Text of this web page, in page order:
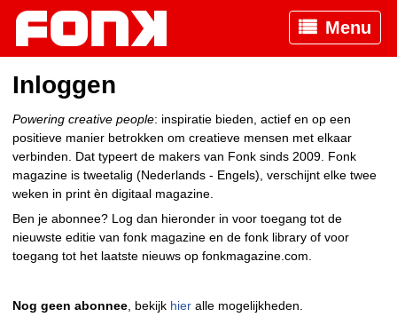
Menu
Inloggen
Powering creative people: inspiratie bieden, actief en op een
positieve manier betrokken om creatieve mensen met elkaar
verbinden. Dat typeert de makers van Fonk sinds 2009. Fonk
magazine is tweetalig (Nederlands - Engels), verschijnt elke twee
weken in print èn digitaal magazine.
Ben je abonnee? Log dan hieronder in voor toegang tot de
nieuwste editie van fonk magazine en de fonk library of voor
toegang tot het laatste nieuws op fonkmagazine.com.
Nog geen abonnee , bekijk hier alle mogelijkheden.